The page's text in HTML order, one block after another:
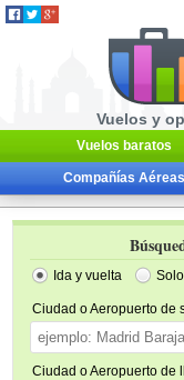
Vuelos y
Vuelos baratos
Compañías Aéreas
Ida y vuelta
Ciudad o Aeropuerto de
Ciudad o Aeropuerto de